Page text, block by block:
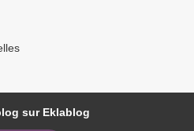
sur Eklablog